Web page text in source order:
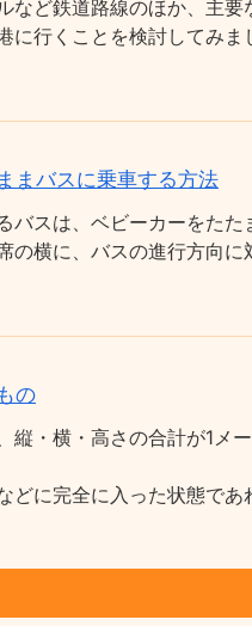
ど鉄道路線のほか、主要
行くことを検討してみま
まバスに乗車する方法
スは、ベビーカーをたた
の横に、バスの進行方向
の
縦・横・高さの合計が1メ
に完全に入った状態であ